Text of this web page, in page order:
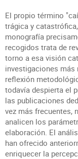
El propio término
trágica y
monografía
recogidos trata de
torno a esa visión
investigaciones más
reflexión
todavía despierta el
las publicaciones
vez más frecuentes,
analicen los
elaboración. El
han ofrecido
enriquecer la